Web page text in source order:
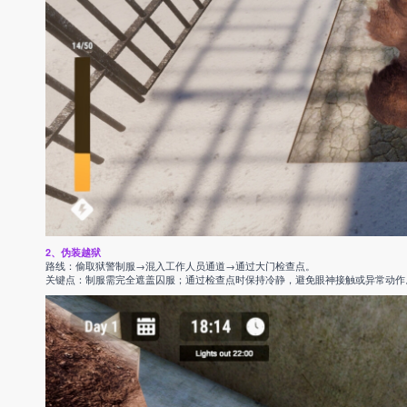
2、伪装越狱
路线：偷取狱警制服→混入工作人员通道→通过大门检查点。
关键点：制服需完全遮盖囚服；通过检查点时保持冷静，避免眼神接触或异常动